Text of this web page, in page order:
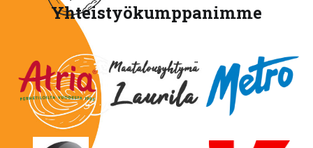
Yhteistyökumppanimme